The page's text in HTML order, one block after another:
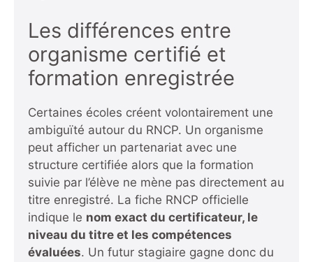
Les différences entre
organisme certifié et
formation enregistrée
Certaines écoles créent volontairement une
ambiguïté autour du RNCP. Un organisme
peut afficher un partenariat avec une
structure certifiée alors que la formation
suivie par l’élève ne mène pas directement au
titre enregistré. La fiche RNCP officielle
indique le nom exact du certificateur, le
niveau du titre et les compétences
évaluées. Un futur stagiaire gagne donc du